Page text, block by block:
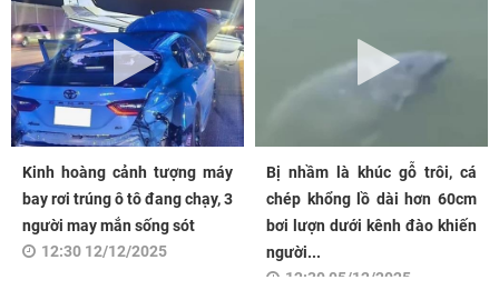
Kinh hoàng cảnh tượng máy
bay rơi trúng ô tô đang chạy, 3
người may mắn sống sót
12:30 12/12/2025
Bị nhầm là khúc gỗ trôi, cá
chép khổng lồ dài hơn 60cm
bơi lượn dưới kênh đào khiến
người...
12:30 05/12/2025